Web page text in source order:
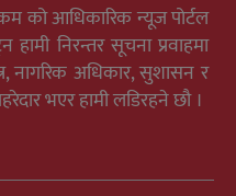
को आधिकारिक न्यूज पोर्टल
निरन्तर सूचना प्रवाहमा
नागरिक अधिकार, सुशासन र
भएर हामी लडिरहने छौ ।